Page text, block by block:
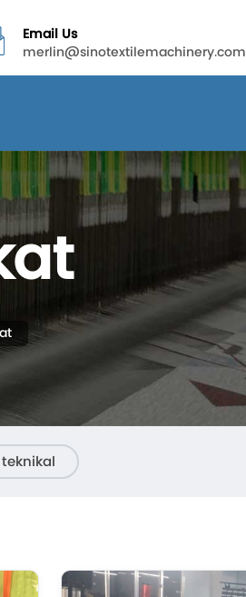
Email Us
merlin@sinotextilemachinery.com